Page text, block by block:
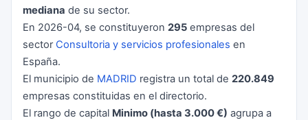
mediana de su sector.
En 2026-04, se constituyeron 295 empresas del
sector Consultoria y servicios profesionales en
España.
El municipio de MADRID registra un total de 220.849
empresas constituidas en el directorio.
El rango de capital Minimo (hasta 3.000 €) agrupa a